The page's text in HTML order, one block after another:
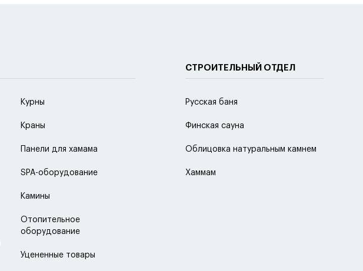
Курны
Краны
Панели для хамама
SPA-оборудование
Камины
Отопительное
оборудование
Уцененные товары
СТРОИТЕЛЬНЫЙ ОТДЕЛ
Русская баня
Финская сауна
Облицовка натуральным камнем
Хаммам